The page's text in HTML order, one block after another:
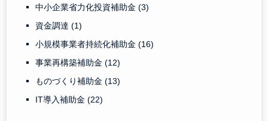
中小企業省力化投資補助金(3)
資金調達(1)
小規模事業者持続化補助金(16)
事業再構築補助金(12)
ものづくり補助金(13)
IT導入補助金(22)